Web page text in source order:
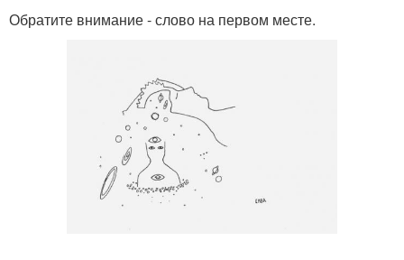
Обратите внимание - слово на первом месте.